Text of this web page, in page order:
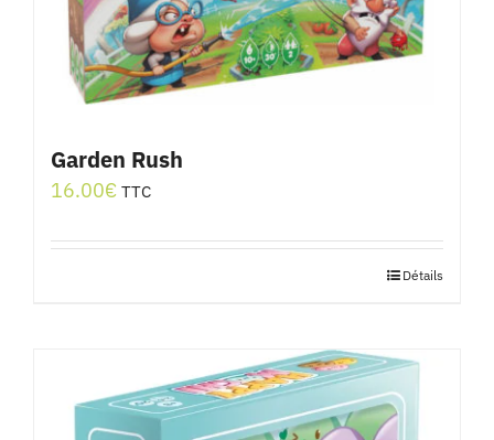
Garden Rush
16.00€ TTC
Détails